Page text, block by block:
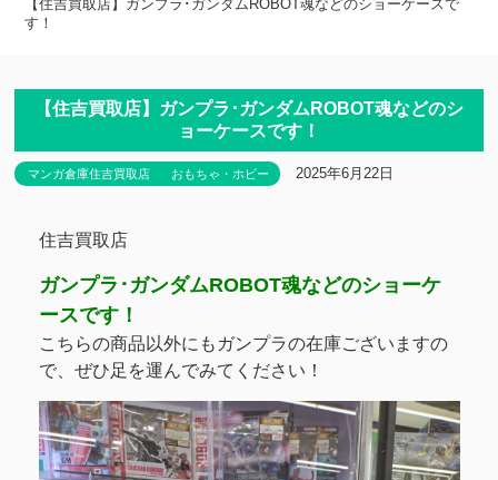
【住吉買取店】ガンプラ･ガンダムROBOT魂などのショーケースで
す！
【住吉買取店】ガンプラ･ガンダムROBOT魂などのシ
ョーケースです！
マンガ倉庫住吉買取店 おもちゃ・ホビー 2025年6月22日
住吉買取店
ガンプラ･ガンダムROBOT魂などのショーケ
ースです！
こちらの商品以外にもガンプラの在庫ございますの
で、ぜひ足を運んでみてください！